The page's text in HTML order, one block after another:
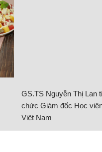
GS.TS Nguyễn Thị Lan
chức Giám đốc Học
Việt Nam